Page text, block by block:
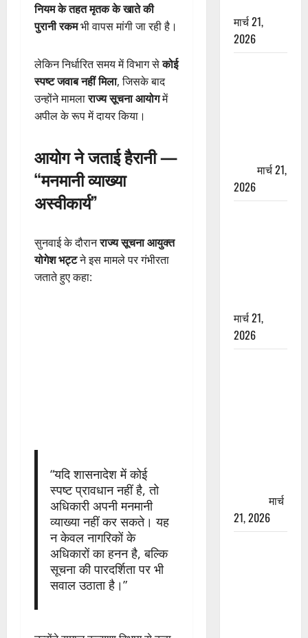
नियम के तहत मृतक के खाते की
पुरानी रकमभी वापस मांगी जा रही है।
लेकिन निर्धारित समय में विभाग सेकोई
स्पष्ट जवाब नहीं मिला, जिसके बाद
उन्होंने मामलाराज्य सूचना आयोगमें
अपील के रूप में दायर किया।
आयोग ने जताई हैरानी —
“मनमानी व्याख्या
अस्वीकार्य”
सुनवाई के दौरानराज्य सूचना आयुक्त
योगेश भट्टने इस मामले पर गंभीरता
जताते हुए कहा:
“यदि शासनादेश में कोई
स्पष्ट प्रावधान नहीं है, तो
अधिकारी अपनी मनमानी
व्याख्या नहीं कर सकते। यह
न केवल नागरिकों के
अधिकारों का हनन है, बल्कि
सूचना की पारदर्शिता पर भी
सवाल उठाता है।”
मार्च 21,
2026
मार्च 21,
2026
मार्च 21,
2026
मार्च
21, 2026